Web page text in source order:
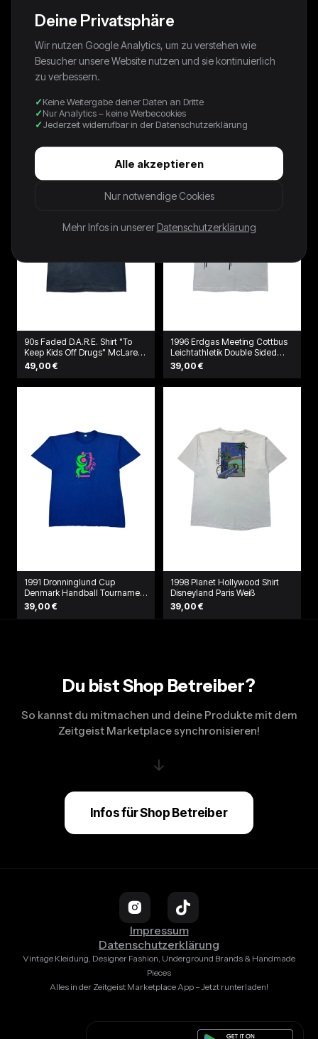
90s Kleines Arschloch Promo
Shirt Grau
39,00 €
1996 Fruit Of The Loom Shirt "I
kicked up my heels at Larry's"
Grün
49,00 €
90s Faded D.A.R.E. Shirt "To
Keep Kids Off Drugs" McLaren
Schwarz
49,00 €
1996 Erdgas Meeting Cottbus
Leichtathletik Double Sided
Shirt Weiß
39,00 €
1991 Dronninglund Cup
Denmark Handball Tournament
T-Shirt Blau
39,00 €
1998 Planet Hollywood Shirt
Disneyland Paris Weiß
39,00 €
Du bist Shop Betreiber?
So kannst du mitmachen und deine Produkte mit dem
Zeitgeist Marketplace synchronisieren!
↓
Infos für Shop Betreiber
Impressum
Datenschutzerklärung
Vintage Kleidung, Designer Fashion, Underground Brands & Handmade
Pieces
Alles in der Zeitgeist Marketplace App – Jetzt runterladen!
Deine Privatsphäre
Wir nutzen Google Analytics, um zu verstehen wie
Besucher unsere Website nutzen und sie kontinuierlich
zu verbessern.
Keine Weitergabe deiner Daten an Dritte
Nur Analytics – keine Werbecookies
Jederzeit widerrufbar in der Datenschutzerklärung
Alle akzeptieren
Nur notwendige Cookies
Mehr Infos in unserer Datenschutzerklärung